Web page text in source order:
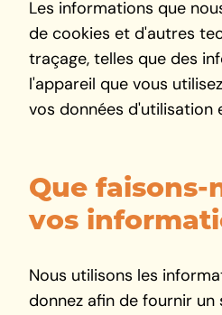
Les informations que
de cookies et d'autres
traçage, telles que des
l'appareil que vous
vos données d'utilisation
Que faisons-
vos
Nous utilisons les
donnez afin de fournir un